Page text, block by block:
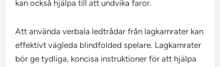
kan också hjälpa till att undvika faror.
Att använda verbala ledtrådar från lagkamrater kan
effektivt vägleda blindfolded spelare. Lagkamrater
bör ge tydliga, koncisa instruktioner för att hjälpa